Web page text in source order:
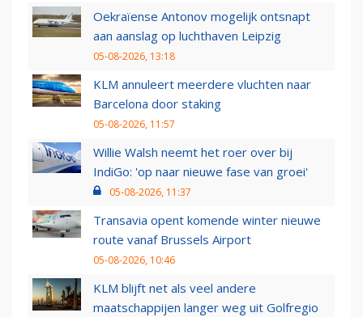
Oekraïense Antonov mogelijk ontsnapt
aan aanslag op luchthaven Leipzig
05-08-2026, 13:18
KLM annuleert meerdere vluchten naar
Barcelona door staking
05-08-2026, 11:57
Willie Walsh neemt het roer over bij
IndiGo: 'op naar nieuwe fase van groei'
05-08-2026, 11:37
Transavia opent komende winter nieuwe
route vanaf Brussels Airport
05-08-2026, 10:46
KLM blijft net als veel andere
maatschappijen langer weg uit Golfregio